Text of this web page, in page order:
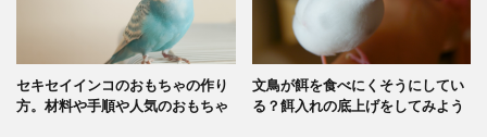
セキセイインコのおもちゃの作り
方。材料や手順や人気のおもちゃ
文鳥が餌を食べにくそうにしてい
る？餌入れの底上げをしてみよう